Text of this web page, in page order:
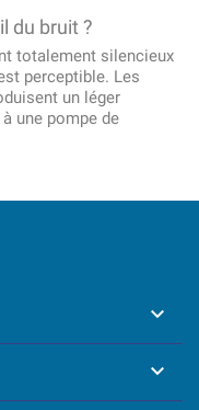
du bruit ?
totalement silencieux
perceptible. Les
un léger
une pompe de

